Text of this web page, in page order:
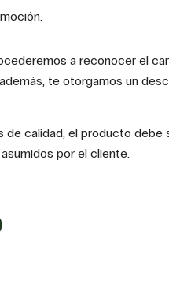
a reconocer el
te otorgamos un
de calidad, el producto
por el cliente.